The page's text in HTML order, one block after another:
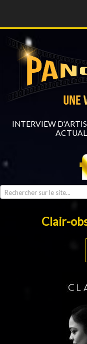
INTERVIEW
Rechercher sur le site...
Clair-